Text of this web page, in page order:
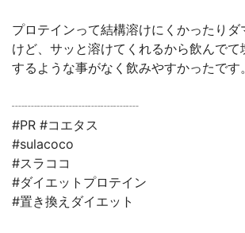
プロテインって結構溶けにくかったりダ
けど、サッと溶けてくれるから飲んでて
するような事がなく飲みやすかったです。
┈┈┈┈┈┈┈┈┈┈
#PR #コエタス
#sulacoco
#スラココ
#ダイエットプロテイン
#置き換えダイエット